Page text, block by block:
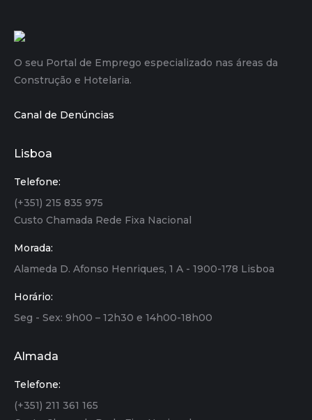
O seu Portal de Emprego especializado nas áreas da
Construção e Hotelaria.
Canal de Denúncias
Lisboa
Telefone:
(+351) 215 835 975
Custo Chamada Rede Fixa Nacional
Morada:
Alameda D. Afonso Henriques, 1 A - 1900-178 Lisboa
Horário:
Seg - Sex: 9h00 – 12h30 e 14h00-18h00
Almada
Telefone:
(+351) 211 361 165